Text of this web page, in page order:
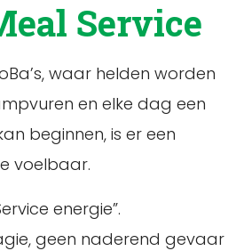
Service
waar helden worden
en elke dag een
beginnen, is er een
voelbaar.
energie”.
geen naderend gevaar